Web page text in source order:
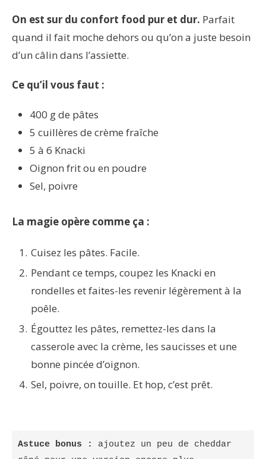
On est sur du confort food pur et dur. Parfait
quand il fait moche dehors ou qu’on a juste besoin
d’un câlin dans l’assiette.
Ce qu’il vous faut :
400 g de pâtes
5 cuillères de crème fraîche
5 à 6 Knacki
Oignon frit ou en poudre
Sel, poivre
La magie opère comme ça :
Cuisez les pâtes. Facile.
Pendant ce temps, coupez les Knacki en
rondelles et faites-les revenir légèrement à la
poêle.
Égouttez les pâtes, remettez-les dans la
casserole avec la crème, les saucisses et une
bonne pincée d’oignon.
Sel, poivre, on touille. Et hop, c’est prêt.
Astuce bonus :
ajoutez un peu de cheddar